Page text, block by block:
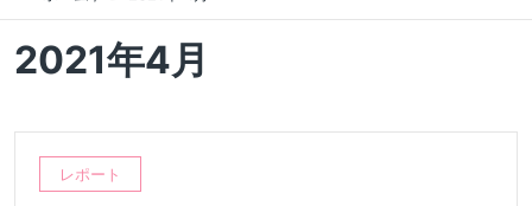
2021年4月
レポート